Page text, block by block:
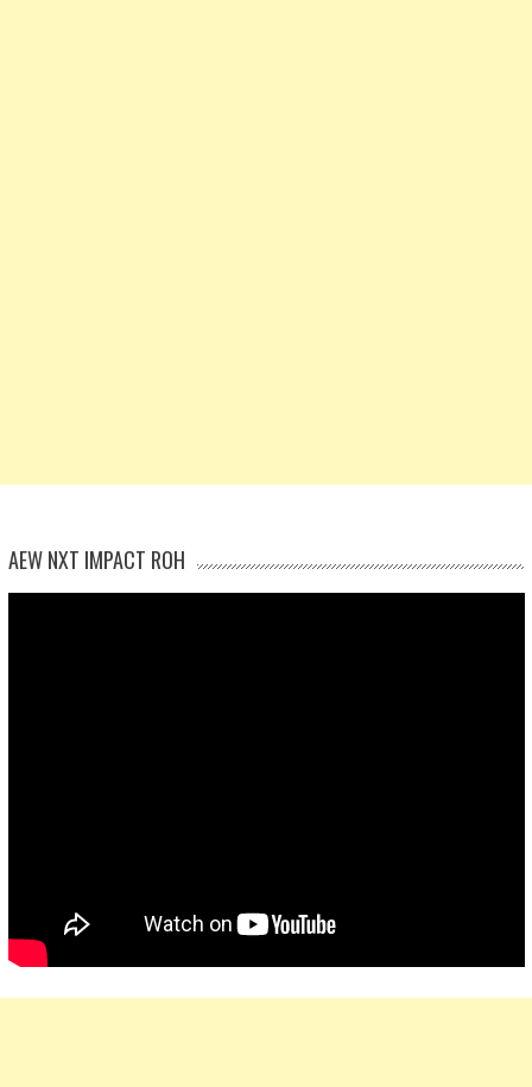
AEW NXT IMPACT ROH